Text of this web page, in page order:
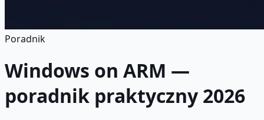
Poradnik
Windows on ARM —
poradnik praktyczny 2026